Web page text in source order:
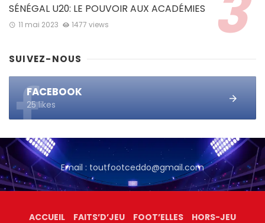
SÉNÉGAL U20: LE POUVOIR AUX ACADÉMIES
11 mai 2023 1477 views
SUIVEZ-NOUS
FACEBOOK
25 likes
Email : toutfootceddo@gmail.com
ACCUEIL FAITS’D’JEU FOOT’ELLES HORS-JEU